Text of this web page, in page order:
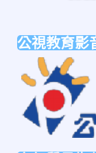
https://
公視教育影